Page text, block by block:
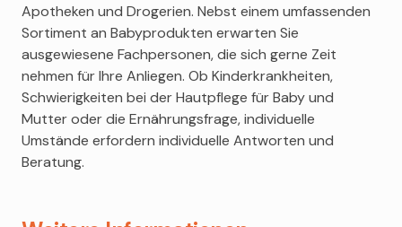
Apotheken und Drogerien. Nebst einem umfassenden
Sortiment an Babyprodukten erwarten Sie
ausgewiesene Fachpersonen, die sich gerne Zeit
nehmen für Ihre Anliegen. Ob Kinderkrankheiten,
Schwierigkeiten bei der Hautpflege für Baby und
Mutter oder die Ernährungsfrage, individuelle
Umstände erfordern individuelle Antworten und
Beratung.